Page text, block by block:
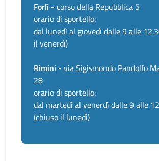
Forlì - corso della Repubblica 5
orario di sportello:
dal lunedì al giovedì dalle 9 alle
il venerdì)
Rimini - via Sigismondo Pandolfo
28
orario di sportello:
dal martedì al venerdì dalle 9 alle
(chiuso il lunedì)